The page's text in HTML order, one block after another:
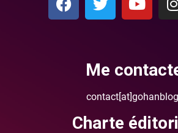
Me
Charte